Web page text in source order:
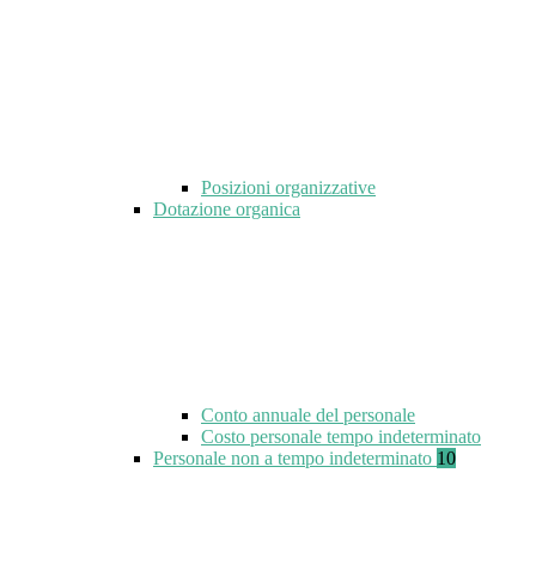
Posizioni organizzative
Dotazione organica
Conto annuale del personale
Costo personale tempo indeterminato
Personale non a tempo indeterminato 10